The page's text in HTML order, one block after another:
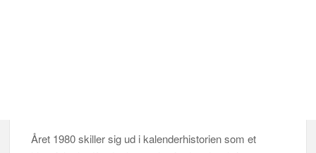
Året 1980 skiller sig ud i kalenderhistorien som et